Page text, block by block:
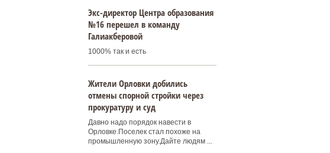
Экс-директор Центра образования
№16 перешел в команду
Галиакберовой
1000% так и есть
Жители Орловки добились
отмены спорной стройки через
прокуратуру и суд
Давно надо порядок навести в
Орловке.Поселек стал похоже на
промышленную зону.Дайте людям ...